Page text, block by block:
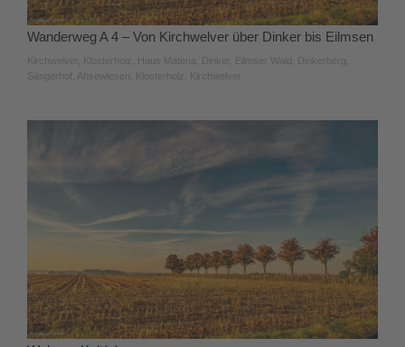
Wanderweg A 4 – Von Kirchwelver über Dinker bis Eilmsen
Kirchwelver, Klosterholz, Haus Matena, Dinker, Eilmser Wald, Dinkerberg,
Sängerhof, Ahsewiesen, Klosterholz, Kirchwelver